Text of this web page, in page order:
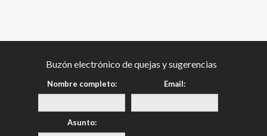
Buzón electrónico de quejas y sugerencias
Nombre completo: Email:
Asunto: